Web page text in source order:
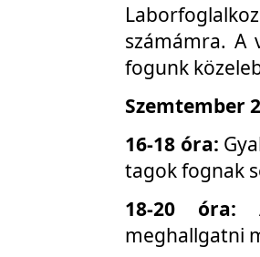
számámra. A
fogunk
Szemtember
16-18 óra:
tagok fognak
18-20 óra:
meghallgatni